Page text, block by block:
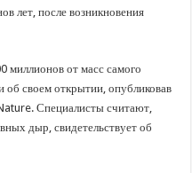
лет, после возникновения
миллионов от масс самого
об своем открытии, опубликовав
Специалисты считают,
дыр, свидетельствует об